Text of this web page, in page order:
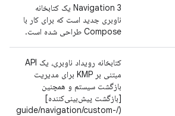
Navigation 3 یک کتابخانه
ناوبری جدید است که برای کار با
Compose طراحی شده است.
کتابخانه رویداد ناوبری، یک API
مبتنی بر KMP برای مدیریت
بازگشت سیستم و همچنین
[بازگشت پیش‌بینی‌کننده]
(/guide/navigation/custom-